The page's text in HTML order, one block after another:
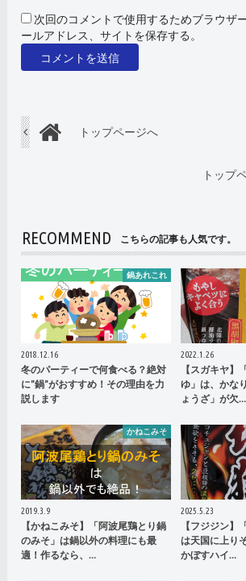
次回のコメントで使用するためブラウザ
ールアドレス、サイトを保存する。
トップページへ
トップ
RECOMMEND こちらの記事も人気です。
鍋あれこれ
2018.12.16
冬のパーティーで何食べる？絶対
に”鍋”がおすすめ！その理由を力
説します
2022.1.26
【スガキヤ】
ゆ」は、かな
ょうざ」が欠…
かねこみそ
2019.3.9
【かねこみそ】「阿波尾鶏とり鍋
のみそ」は鍋以外の料理にも最
適！作るなら、…
2025.5.23
【フジジン】
は天国に上り
かぼすハイ…